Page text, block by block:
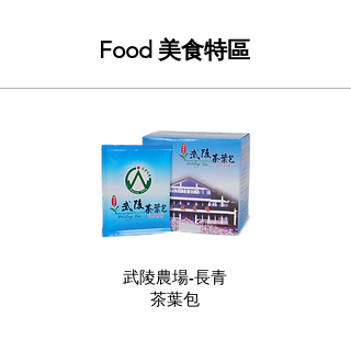
Food 美食特區
武陵農場-長青
茶葉包